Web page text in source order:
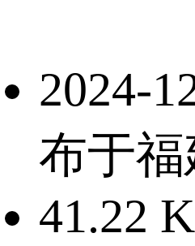
2024-
布于福
41.22